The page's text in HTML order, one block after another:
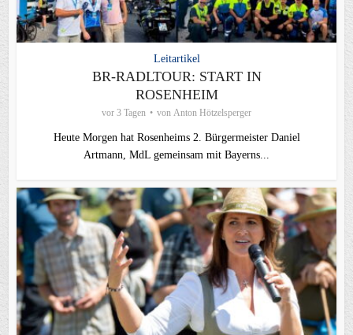
Leitartikel
BR-RADLTOUR: START IN
ROSENHEIM
vor 3 Tagen von Anton Hötzelsperger
Heute Morgen hat Rosenheims 2. Bürgermeister Daniel
Artmann, MdL gemeinsam mit Bayerns...